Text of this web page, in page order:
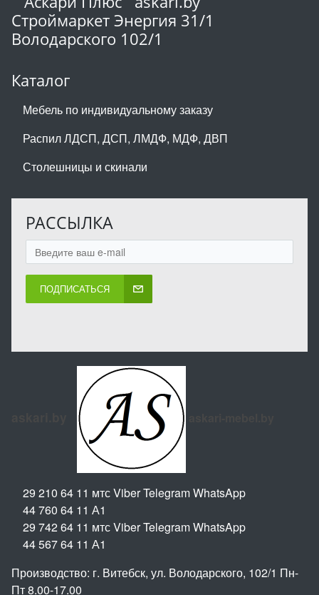
Строймаркет Энергия 31/1
Володарского 102/1
Каталог
Мебель по индивидуальному заказу
Распил ЛДСП, ДСП, ЛМДФ, МДФ, ДВП
Столешницы и скинали
РАССЫЛКА
ПОДПИСАТЬСЯ
29 210 64 11 мтс Viber Telegram WhatsApp
44 760 64 11 А1
29 742 64 11 мтс Viber Telegram WhatsApp
44 567 64 11 А1
Производство: г. Витебск, ул. Володарского, 102/1 Пн-
Пт 8.00-17.00